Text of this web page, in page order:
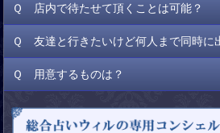
Ａ
同じ会社です！ただ、電話占いウィ
記、よりお願い致します。
電話占いウィル
Ｑ 店内で待たせて頂くことは可能？
Ａ
店内の待合スペースに限りがありま
10分前来店のご協力をお願いしておりま
Ｑ 友達と行きたいけど何人まで同時に
Ａ
基本的に2名様までは同じブースで
名様以上の場合は、順番に鑑定してい
になります。
Ｑ 用意するものは？
Ａ鑑定中にメモを取ることは可能です
やメモ帳等の筆記用具をご準備下さいま